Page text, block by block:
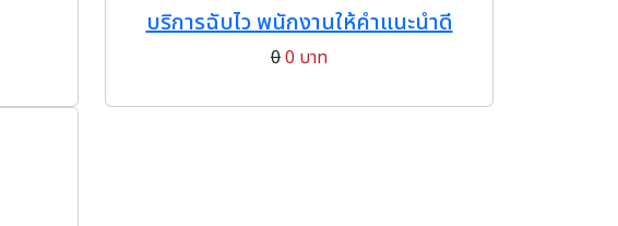
บริการฉับไว พนักงานให้คำแนะนำดี
00 บาท